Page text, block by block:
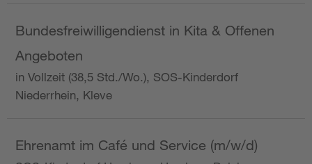
Bundesfreiwilligendienst in Kita & Offenen
Angeboten
in Vollzeit (38,5 Std./Wo.), SOS-Kinderdorf
Niederrhein, Kleve
Ehrenamt im Café und Service (m/w/d)